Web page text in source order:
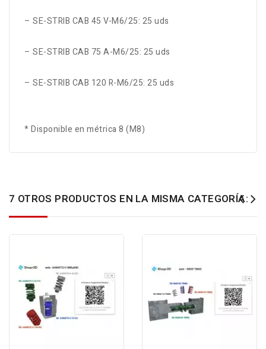
– SE-STRIB CAB 45 V-M6/25: 25 uds
– SE-STRIB CAB 75 A-M6/25: 25 uds
– SE-STRIB CAB 120 R-M6/25: 25 uds
* Disponible en métrica 8 (M8)
7 OTROS PRODUCTOS EN LA MISMA CATEGORÍA: